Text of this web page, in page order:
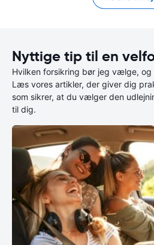
Nyttige tip til en
Hvilken forsikring bør jeg vælge,
Læs vores artikler, der giver dig
som sikrer, at du vælger den
til dig.